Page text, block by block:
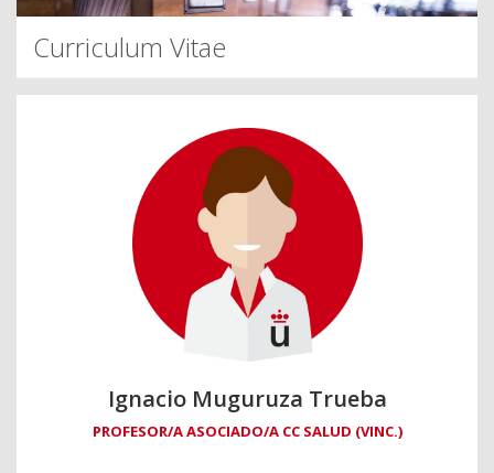
Curriculum Vitae
Ignacio Muguruza Trueba
PROFESOR/A ASOCIADO/A CC SALUD (VINC.)